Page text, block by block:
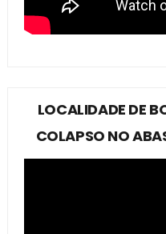
LOCALIDADE DE
COLAPSO NO